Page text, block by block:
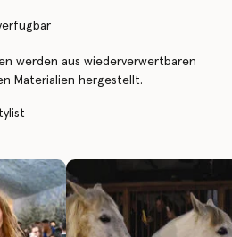
werden aus wiederverwertbaren
Materialien hergestellt.